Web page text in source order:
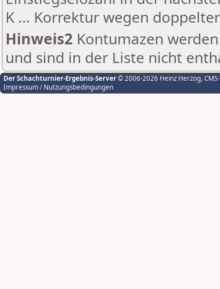
K ... Korrektur wegen
Hinweis2 Kontumazen
und sind in der Liste nicht
Der Schachturnier-Ergebnis-Server© 2006-2026 Heinz Herzog,
Impressum / Nutzungsbedingungen